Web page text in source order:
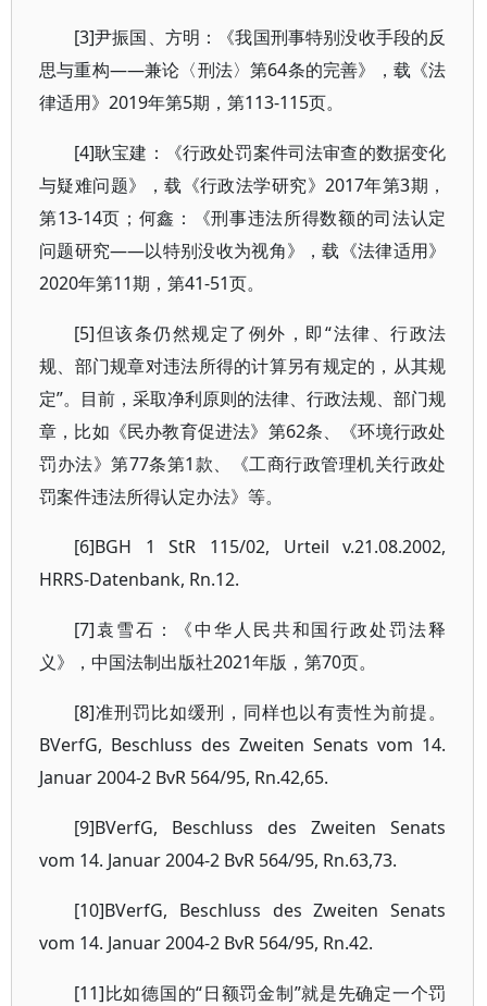
[3]尹振国、方明：《我国刑事特别没收手段的反
思与重构——兼论〈刑法〉第64条的完善》，载《法
律适用》2019年第5期，第113-115页。
[4]耿宝建：《行政处罚案件司法审查的数据变化
与疑难问题》，载《行政法学研究》2017年第3期，
第13-14页；何鑫：《刑事违法所得数额的司法认定
问题研究——以特别没收为视角》，载《法律适用》
2020年第11期，第41-51页。
[5]但该条仍然规定了例外，即“法律、行政法
规、部门规章对违法所得的计算另有规定的，从其规
定”。目前，采取净利原则的法律、行政法规、部门规
章，比如《民办教育促进法》第62条、《环境行政处
罚办法》第77条第1款、《工商行政管理机关行政处
罚案件违法所得认定办法》等。
[6]BGH 1 StR 115/02, Urteil v.21.08.2002,
HRRS-Datenbank, Rn.12.
[7]袁雪石：《中华人民共和国行政处罚法释
义》，中国法制出版社2021年版，第70页。
[8]准刑罚比如缓刑，同样也以有责性为前提。
BVerfG, Beschluss des Zweiten Senats vom 14.
Januar 2004-2 BvR 564/95, Rn.42,65.
[9]BVerfG, Beschluss des Zweiten Senats
vom 14. Januar 2004-2 BvR 564/95, Rn.63,73.
[10]BVerfG, Beschluss des Zweiten Senats
vom 14. Januar 2004-2 BvR 564/95, Rn.42.
[11]比如德国的“日额罚金制”就是先确定一个罚